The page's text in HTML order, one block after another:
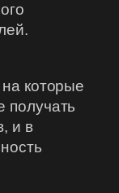
которые
получать
и в